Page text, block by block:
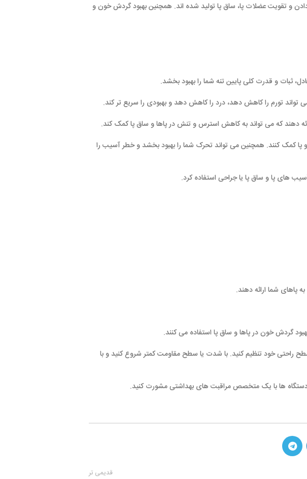
و تقویت عضلات پا، ساق پا تولید شده اند. همچنین بهبود گردش خون و
تواند تورم را کاهش دهد، درد را کاهش دهد و بهبودی را سریع تر کند.
دهند که می تواند به کاهش استرس و تنش در پاها و ساق پا کمک کند.
پا کمک کنند. همچنین می تواند تحرک شما را بهبود بخشد و خطر آسیب را
های پا و ساق پا یا جراحی استفاده کرد.
پاهای شما ارائه دهند.
سطح راحتی خود تنظیم کنید. با شدت یا سطح مقاومت کمتر شروع کنید و با
دستگاه ها با یک متخصص مراقبت های بهداشتی مشورت کنید.
قدیمی تر